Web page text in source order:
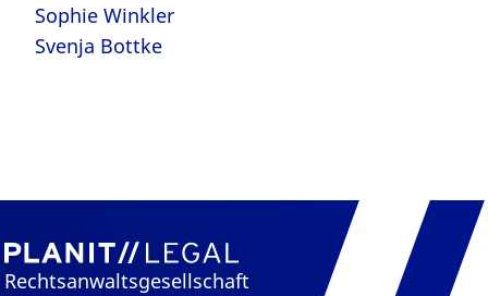
Sophie Winkler
Svenja Bottke
Rechtsanwaltsgesellschaft